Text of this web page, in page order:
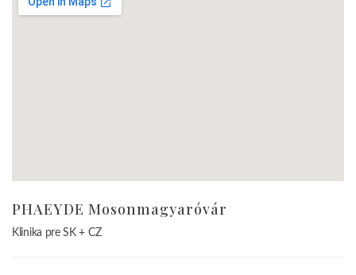
PHAEYDE Mosonmagyaróvár
Klinika pre SK + CZ